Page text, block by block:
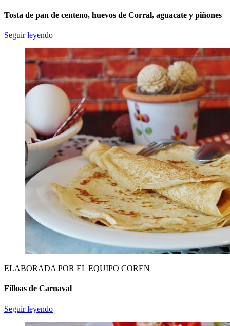
Tosta de pan de centeno, huevos de Corral, aguacate y piñones
Seguir leyendo
ELABORADA POR EL EQUIPO COREN
Filloas de Carnaval
Seguir leyendo